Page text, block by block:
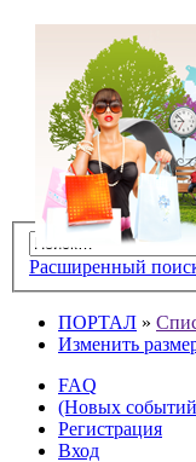
Расширенный
ПОРТАЛ »
Изменить
FAQ
(Новых
Регистрация
Вход